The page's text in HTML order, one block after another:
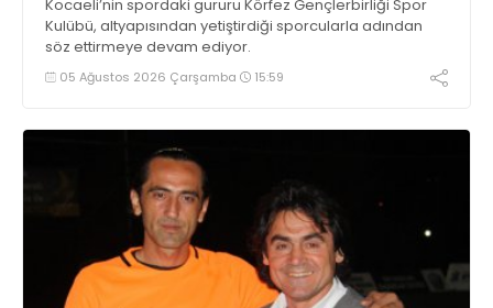
Kocaeli’nin spordaki gururu Körfez Gençlerbirliği Spor
Kulübü, altyapısından yetiştirdiği sporcularla adından
söz ettirmeye devam ediyor.
05 Ağustos 2026 Çarşamba 15:59